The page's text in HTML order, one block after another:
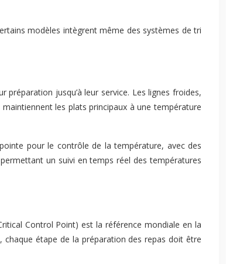
modèles intègrent même des systèmes de tri
jusqu’à leur service. Les lignes froides,
les plats principaux à une température
pour le contrôle de la température, avec des
un suivi en temps réel des températures
Control Point) est la référence mondiale en la
chaque étape de la préparation des repas doit être